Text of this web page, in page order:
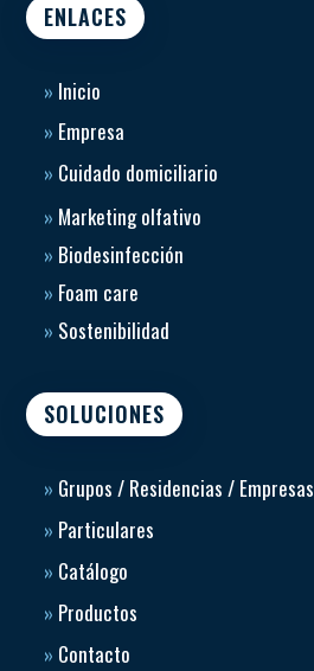
ENLACES
» Inicio
» Empresa
» Cuidado domiciliario
» Marketing olfativo
» Biodesinfección
» Foam care
» Sostenibilidad
SOLUCIONES
» Grupos / Residencias / Empresas
» Particulares
» Catálogo
» Productos
» Contacto